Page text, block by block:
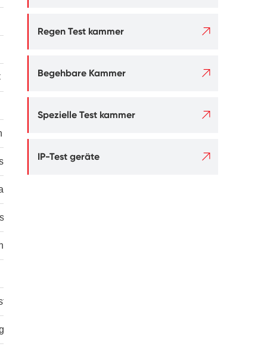
410
zylinder
düsen
Rillen
Regen Test kammer 
Begehbare Kammer 
Spezielle Test kammer 
IP-Test geräte 